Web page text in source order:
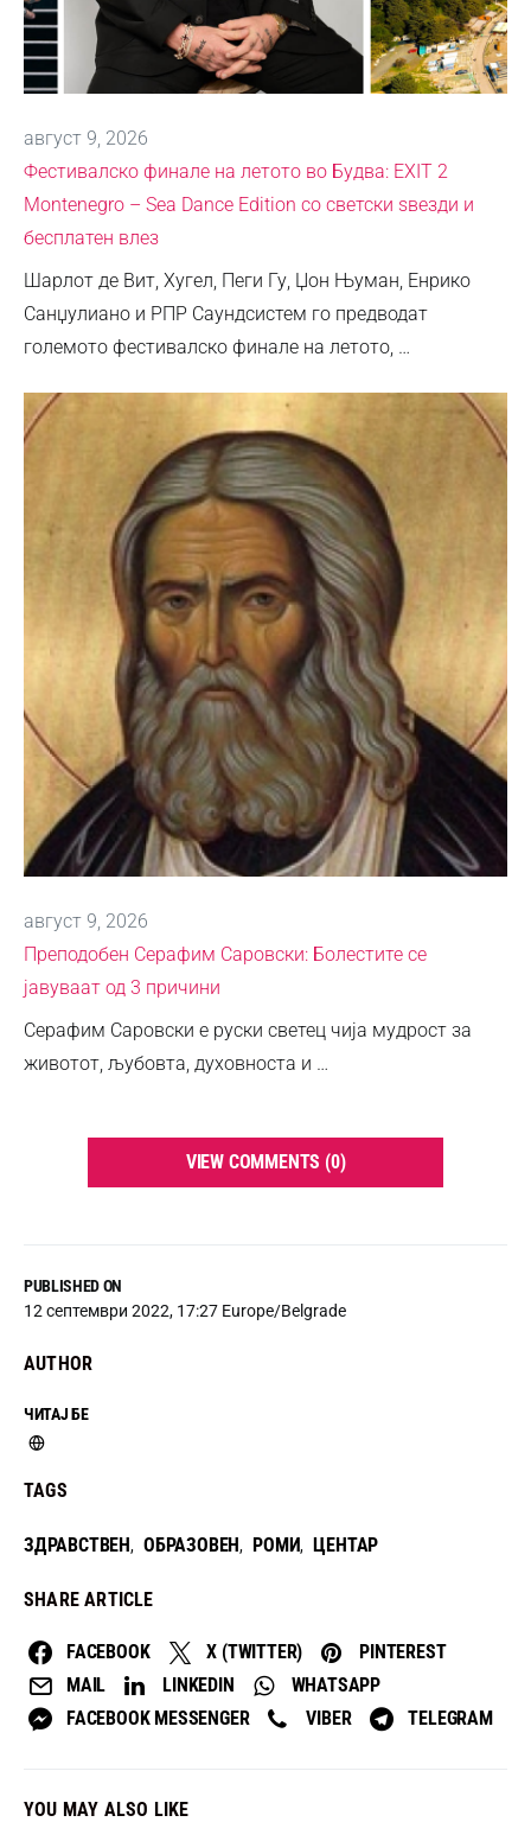
PUBLISHED ON
12 септември 2022, 17:27 Europe/Belgrade
AUTHOR
ЧИТАЈ БЕ
TAGS
ЗДРАВСТВЕН, ОБРАЗОВЕН, РОМИ, ЦЕНТАР
SHARE ARTICLE
FACEBOOK X (TWITTER)
PINTEREST
MAIL
LINKEDIN
WHATSAPP
FACEBOOK MESSENGER
VIBER TELEGRAM
август 9, 2026
Фестивалско финале на летото во Будва: EXIT 2
Montenegro – Sea Dance Edition со светски ѕвезди и
бесплатен влез
Шарлот де Вит, Хугел, Пеги Гу, Џон Њуман, Енрико
Санџулиано и РПР Саундсистем го предводат
големото фестивалско финале на летото, …
август 9, 2026
Преподобен Серафим Саровски: Болестите се
јавуваат од 3 причини
Серафим Саровски е руски светец чија мудрост за
животот, љубовта, духовноста и …
VIEW COMMENTS (0)
YOU MAY ALSO LIKE